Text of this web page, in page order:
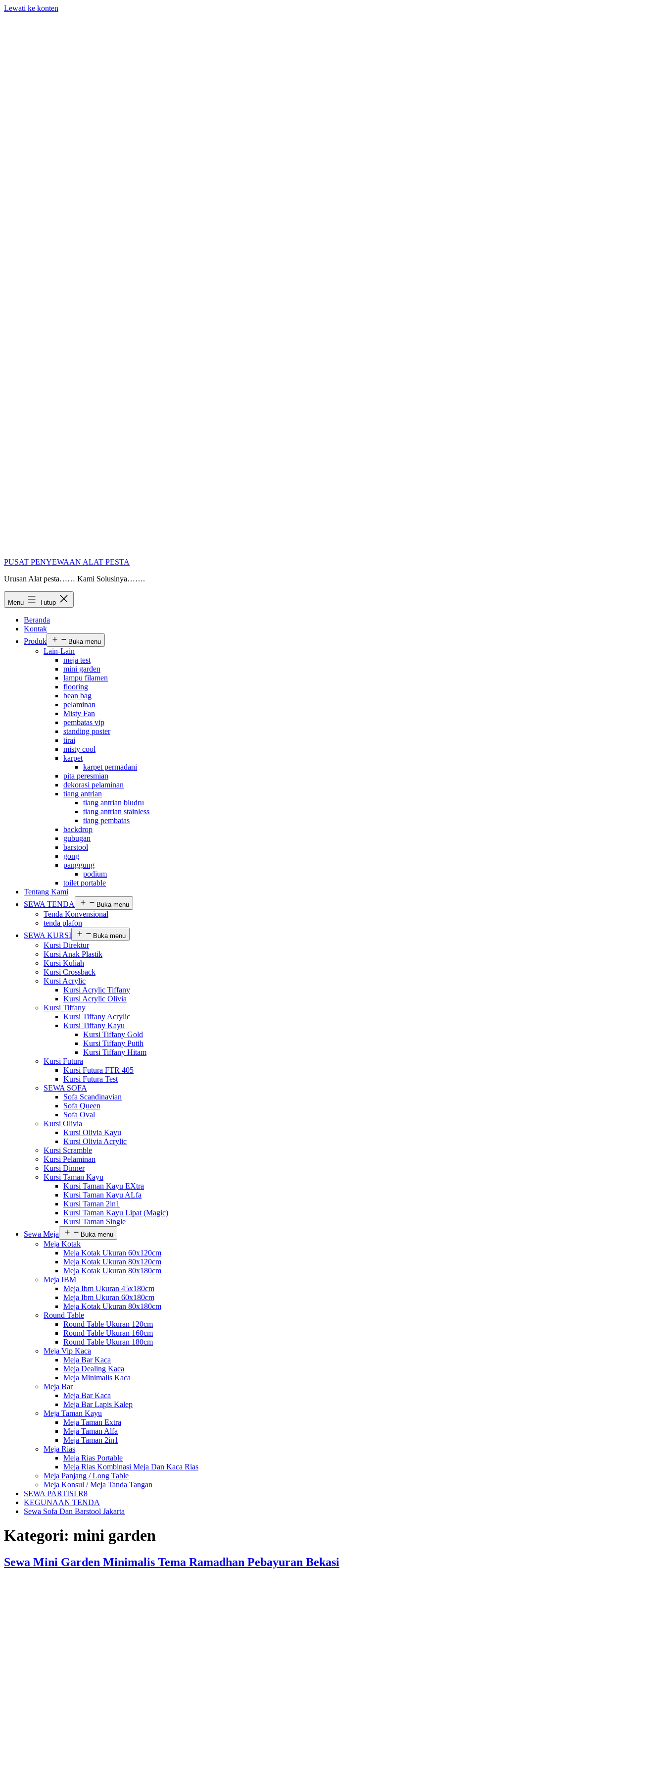
Lewati ke konten
PUSAT PENYEWAAN ALAT PESTA
Urusan Alat pesta…… Kami Solusinya…….
Menu Tutup
Beranda
Kontak
Produk
Buka menu
Lain-Lain
meja test
mini garden
lampu filamen
flooring
bean bag
pelaminan
Misty Fan
pembatas vip
standing poster
tirai
misty cool
karpet
karpet permadani
pita peresmian
dekorasi pelaminan
tiang antrian
tiang antrian bludru
tiang antrian stainless
tiang pembatas
backdrop
gubugan
barstool
gong
panggung
podium
toilet portable
Tentang Kami
SEWA TENDA
Buka menu
Tenda Konvensional
tenda plafon
SEWA KURSI
Buka menu
Kursi Direktur
Kursi Anak Plastik
Kursi Kuliah
Kursi Crossback
Kursi Acrylic
Kursi Acrylic Tiffany
Kursi Acrylic Olivia
Kursi Tiffany
Kursi Tiffany Acrylic
Kursi Tiffany Kayu
Kursi Tiffany Gold
Kursi Tiffany Putih
Kursi Tiffany Hitam
Kursi Futura
Kursi Futura FTR 405
Kursi Futura Test
SEWA SOFA
Sofa Scandinavian
Sofa Queen
Sofa Oval
Kursi Olivia
Kursi Olivia Kayu
Kursi Olivia Acrylic
Kursi Scramble
Kursi Pelaminan
Kursi Dinner
Kursi Taman Kayu
Kursi Taman Kayu EXtra
Kursi Taman Kayu ALfa
Kursi Taman 2in1
Kursi Taman Kayu Lipat (Magic)
Kursi Taman Single
Sewa Meja
Buka menu
Meja Kotak
Meja Kotak Ukuran 60x120cm
Meja Kotak Ukuran 80x120cm
Meja Kotak Ukuran 80x180cm
Meja IBM
Meja Ibm Ukuran 45x180cm
Meja Ibm Ukuran 60x180cm
Meja Kotak Ukuran 80x180cm
Round Table
Round Table Ukuran 120cm
Round Table Ukuran 160cm
Round Table Ukuran 180cm
Meja Vip Kaca
Meja Bar Kaca
Meja Dealing Kaca
Meja Minimalis Kaca
Meja Bar
Meja Bar Kaca
Meja Bar Lapis Kalep
Meja Taman Kayu
Meja Taman Extra
Meja Taman Alfa
Meja Taman 2in1
Meja Rias
Meja Rias Portable
Meja Rias Kombinasi Meja Dan Kaca Rias
Meja Panjang / Long Table
Meja Konsul / Meja Tanda Tangan
SEWA PARTISI R8
KEGUNAAN TENDA
Sewa Sofa Dan Barstool Jakarta
Kategori: mini garden
Sewa Mini Garden Minimalis Tema Ramadhan Pebayuran Bekasi